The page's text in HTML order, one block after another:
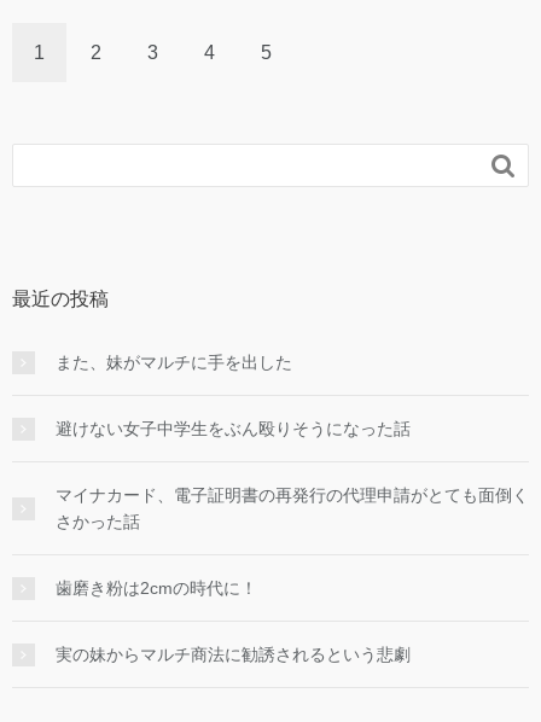
1 2 3 4 5

最近の投稿
また、妹がマルチに手を出した
避けない女子中学生をぶん殴りそうになった話
マイナカード、電子証明書の再発行の代理申請がとても面倒く
さかった話
歯磨き粉は2cmの時代に！
実の妹からマルチ商法に勧誘されるという悲劇